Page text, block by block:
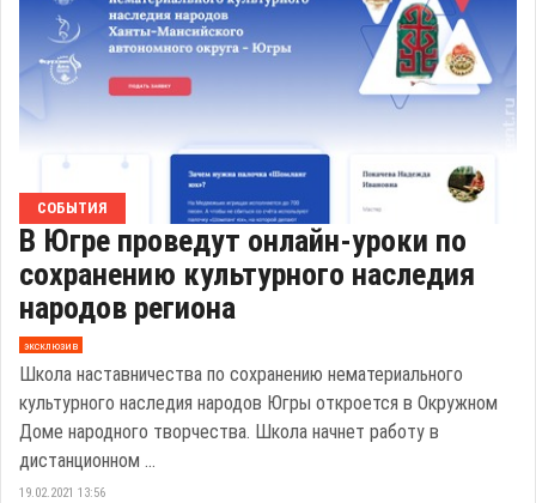
СОБЫТИЯ
В Югре проведут онлайн-уроки по
сохранению культурного наследия
народов региона
эксклюзив
Школа наставничества по сохранению нематериального
культурного наследия народов Югры откроется в Окружном
Доме народного творчества. Школа начнет работу в
дистанционном ...
19.02.2021 13:56